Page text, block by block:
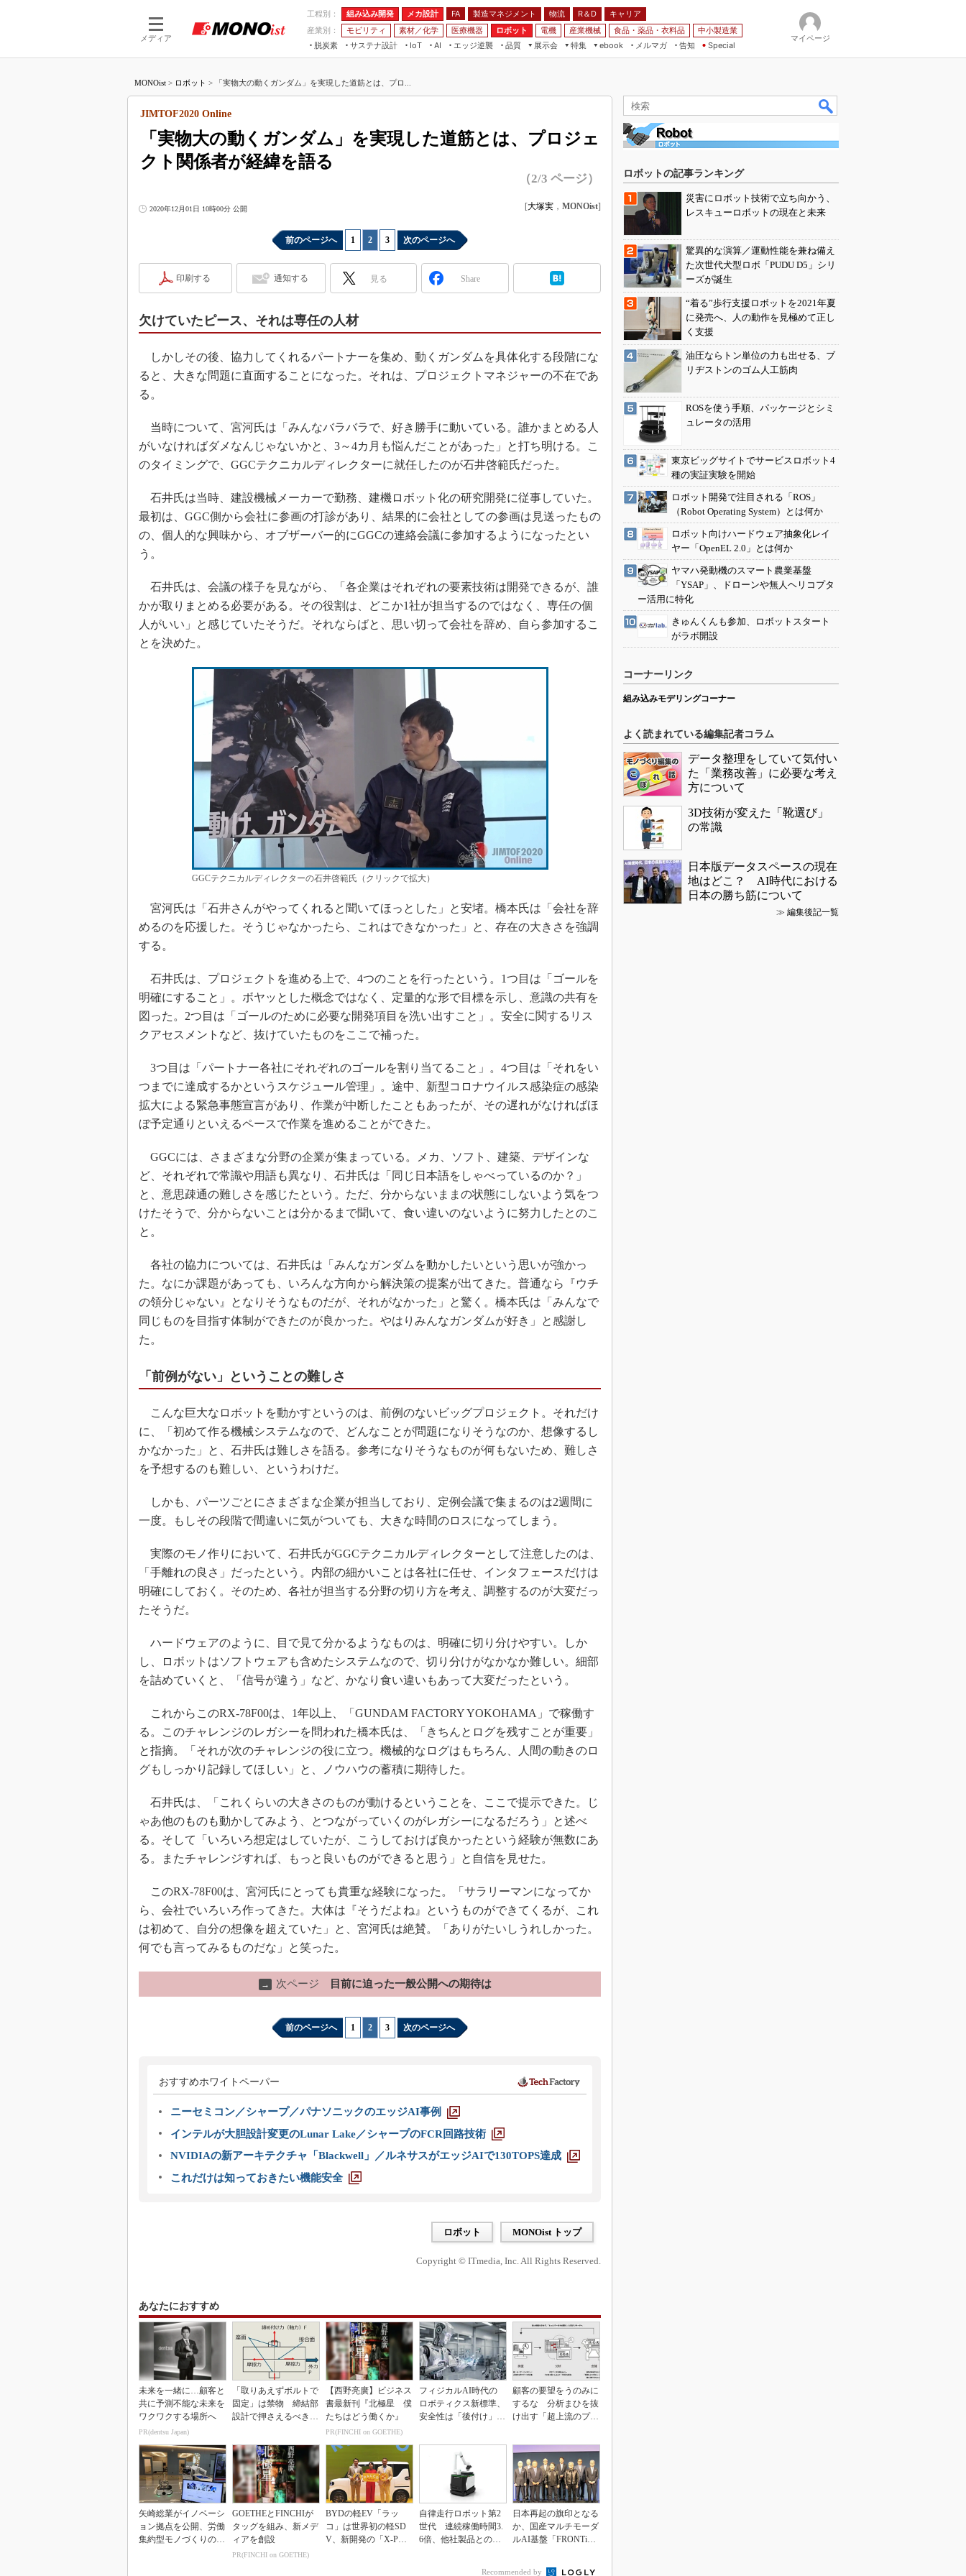
メディア
工程別： 組み込み開発 メカ設計 FA 製造マネジメント 物流 R＆D
キャリア
産業別：
モビリティ 素材／化学 医療機器 ロボット 電機 産業機械 食品・薬品・衣料品
中小製造業
脱炭素
サステナ設計
IoT
つながる工場
AI
AI×設備保全
エッジ逆襲 品質
展示会
JIMTOF
IIFES
スマート工場EXPO
日本ものづくりワールド
産業オープンネット展
特集
VR／AR
フィールドサービス
Windows Embedded
ISO26262
S＆OP
メイドインジャパン
知財マネジメント
海外生産
新型コロナへの対応
ebook
FA
モビリティ
メルマガ
告知 Special
マイページ
MONOist > ロボット > 「実物大の動くガンダム」を実現した道筋とは、プロ...
「実物大の動くガンダム」を実現した道筋とは、プロジェ
クト関係者が経緯を語る
JIMTOF2020 Online
（2/3 ページ）
2020年12月01日 10時00分 公開 [大塚実 ， MONOist]
前のページへ 1 2 3 次のページへ
印刷する 通知する 見る Share
欠けていたピース、それは専任の人材
しかしその後、協力してくれるパートナーを集め、動くガンダムを具体化する段階にな
ると、大きな問題に直面することになった。それは、プロジェクトマネジャーの不在であ
る。
当時について、宮河氏は「みんなバラバラで、好き勝手に動いている。誰かまとめる人
がいなければダメなんじゃないかと、3～4カ月も悩んだことがあった」と打ち明ける。こ
のタイミングで、GGCテクニカルディレクターに就任したのが石井啓範氏だった。
石井氏は当時、建設機械メーカーで勤務、建機ロボット化の研究開発に従事していた。
最初は、GGC側から会社に参画の打診があり、結果的に会社としての参画は見送ったもの
の、個人的な興味から、オブザーバー的にGGCの連絡会議に参加するようになったとい
う。
石井氏は、会議の様子を見ながら、「各企業はそれぞれの要素技術は開発できるが、誰
かが取りまとめる必要がある。その役割は、どこか1社が担当するのではなく、専任の個
人がいい」と感じていたそうだ。それならばと、思い切って会社を辞め、自ら参加するこ
とを決めた。
GGCテクニカルディレクターの石井啓範氏（クリックで拡大）
宮河氏は「石井さんがやってくれると聞いてほっとした」と安堵。橋本氏は「会社を辞
めるのを応援した。そうじゃなかったら、これはできなかった」と、存在の大きさを強調
する。
石井氏は、プロジェクトを進める上で、4つのことを行ったという。1つ目は「ゴールを
明確にすること」。ボヤッとした概念ではなく、定量的な形で目標を示し、意識の共有を
図った。2つ目は「ゴールのために必要な開発項目を洗い出すこと」。安全に関するリス
クアセスメントなど、抜けていたものをここで補った。
3つ目は「パートナー各社にそれぞれのゴールを割り当てること」。4つ目は「それをい
つまでに達成するかというスケジュール管理」。途中、新型コロナウイルス感染症の感染
拡大による緊急事態宣言があり、作業が中断したこともあったが、その遅れがなければほ
ぼ予定通りといえるペースで作業を進めることができた。
GGCには、さまざまな分野の企業が集まっている。メカ、ソフト、建築、デザインな
ど、それぞれで常識や用語も異なり、石井氏は「同じ日本語をしゃべっているのか？」
と、意思疎通の難しさを感じたという。ただ、分からないままの状態にしないよう気をつ
けたそうで、分からないことは分かるまで聞いて、食い違いのないように努力したとのこ
と。
各社の協力については、石井氏は「みんなガンダムを動かしたいという思いが強かっ
た。なにか課題があっても、いろんな方向から解決策の提案が出てきた。普通なら『ウチ
の領分じゃない』となりそうなものだが、それがなかった」と驚く。橋本氏は「みんなで
同じものを目指す体制ができたのが良かった。やはりみんなガンダムが好き」と感謝し
た。
「前例がない」ということの難しさ
こんな巨大なロボットを動かすというのは、前例のないビッグプロジェクト。それだけ
に、「初めて作る機械システムなので、どんなことが問題になりそうなのか、想像するし
かなかった」と、石井氏は難しさを語る。参考になりそうなものが何もないため、難しさ
を予想するのも難しい、というわけだ。
しかも、パーツごとにさまざまな企業が担当しており、定例会議で集まるのは2週間に
一度。もしその段階で間違いに気がついても、大きな時間のロスになってしまう。
実際のモノ作りにおいて、石井氏がGGCテクニカルディレクターとして注意したのは、
「手離れの良さ」だったという。内部の細かいことは各社に任せ、インタフェースだけは
明確にしておく。そのため、各社が担当する分野の切り方を考え、調整するのが大変だっ
たそうだ。
ハードウェアのように、目で見て分かるようなものは、明確に切り分けやすい。しか
し、ロボットはソフトウェアも含めたシステムなので、切り分けがなかなか難しい。細部
を詰めていくと、「信号が違う」など、かなり食い違いもあって大変だったという。
これからこのRX-78F00は、1年以上、「GUNDAM FACTORY YOKOHAMA」で稼働す
る。このチャレンジのレガシーを問われた橋本氏は、「きちんとログを残すことが重要」
と指摘。「それが次のチャレンジの役に立つ。機械的なログはもちろん、人間の動きのロ
グもしっかり記録してほしい」と、ノウハウの蓄積に期待した。
石井氏は、「これくらいの大きさのものが動けるということを、ここで提示できた。じ
ゃあ他のものも動かしてみよう、とつながっていくのがレガシーになるだろう」と述べ
る。そして「いろいろ想定はしていたが、こうしておけば良かったという経験が無数にあ
る。またチャレンジすれば、もっと良いものができると思う」と自信を見せた。
このRX-78F00は、宮河氏にとっても貴重な経験になった。「サラリーマンになってか
ら、会社でいろいろ作ってきた。大体は『そうだよね』というものができてくるが、これ
は初めて、自分の想像を超えていた」と、宮河氏は絶賛。「ありがたいしうれしかった。
何でも言ってみるものだな」と笑った。
→ 次ページ 目前に迫った一般公開への期待は
前のページへ 1 2 3 次のページへ
おすすめホワイトペーパー
ニーセミコン／シャープ／パナソニックのエッジAI事例
インテルが大胆設計変更のLunar Lake／シャープのFCR回路技術
NVIDIAの新アーキテクチャ「Blackwell」／ルネサスがエッジAIで130TOPS達成
これだけは知っておきたい機能安全
ロボット MONOist トップ
Copyright © ITmedia, Inc. All Rights Reserved.
あなたにおすすめ
未来を一緒に…顧客と
共に予測不能な未来を
ワクワクする場所へ
PR(dentsu Japan)
「取りあえずボルトで
固定」は禁物 締結部
設計で押さえるべき基
【西野亮廣】ビジネス
書最新刊『北極星 僕
たちはどう働くか』
PR(FINCHI on GOETHE)
フィジカルAI時代の
ロボティクス新標準、
安全性は「後付け」で
顧客の要望をうのみに
するな 分析まひを抜
け出す「超上流のプロ
矢崎総業がイノベーシ
ョン拠点を公開、労働
集約型モノづくりのス
GOETHEとFINCHIが
タッグを組み、新メデ
ィアを創設
PR(FINCHI on GOETHE)
BYDの軽EV「ラッ
コ」は世界初の軽SD
V、新開発の「X-PAC
自律走行ロボット第2
世代 連続稼働時間3.
6倍、他社製品との連
日本再起の旗印となる
か、国産マルチモーダ
ルAI基盤「FRONTi
Recommended by
ロボットの記事ランキング
災害にロボット技術で立ち向かう、
レスキューロボットの現在と未来
驚異的な演算／運動性能を兼ね備え
た次世代犬型ロボ「PUDU D5」シリ
ーズが誕生
“着る”歩行支援ロボットを2021年夏
に発売へ、人の動作を見極めて正し
く支援
油圧ならトン単位の力も出せる、ブ
リヂストンのゴム人工筋肉
ROSを使う手順、パッケージとシミ
ュレータの活用
東京ビッグサイトでサービスロボット4
種の実証実験を開始
ロボット開発で注目される「ROS」
（Robot Operating System）とは何か
ロボット向けハードウェア抽象化レイ
ヤー「OpenEL 2.0」とは何か
ヤマハ発動機のスマート農業基盤
「YSAP」、ドローンや無人ヘリコプタ
ー活用に特化
きゅんくんも参加、ロボットスタート
がラボ開設
コーナーリンク
組み込みモデリングコーナー
よく読まれている編集記者コラム
データ整理をしていて気付い
た「業務改善」に必要な考え
方について
3D技術が変えた「靴選び」
の常識
日本版データスペースの現在
地はどこ？ AI時代における
日本の勝ち筋について
≫ 編集後記一覧